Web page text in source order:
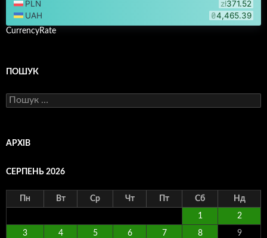
CurrencyRate
ПОШУК
Пошук:
АРХІВ
СЕРПЕНЬ 2026
Пн Вт Ср Чт Пт Сб Нд
1 2
3 4 5 6 7 8 9